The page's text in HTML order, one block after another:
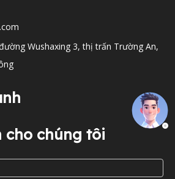
Wushaxing 3, thị trấn Trường An,
cho chúng tôi